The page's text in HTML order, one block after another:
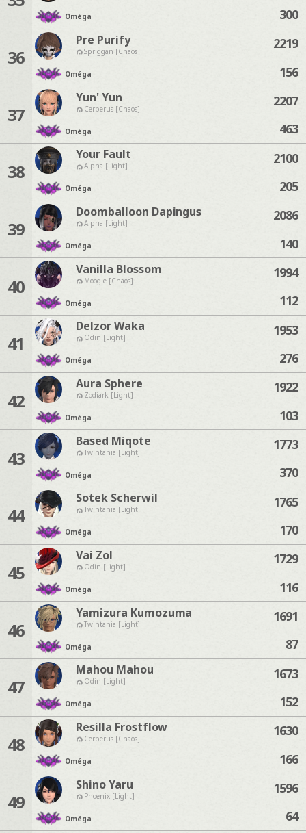
Oméga 300
36
Pre Purify
Spriggan [Chaos]
Oméga
2219
156
37
Yun' Yun
Cerberus [Chaos]
Oméga
2207
463
38
Your Fault
Alpha [Light]
Oméga
2100
205
39
Doomballoon Dapingus
Alpha [Light]
Oméga
2086
140
40
Vanilla Blossom
Moogle [Chaos]
Oméga
1994
112
41
Delzor Waka
Odin [Light]
Oméga
1953
276
42
Aura Sphere
Zodiark [Light]
Oméga
1922
103
43
Based Miqote
Twintania [Light]
Oméga
1773
370
44
Sotek Scherwil
Twintania [Light]
Oméga
1765
170
45
Vai Zol
Odin [Light]
Oméga
1729
116
46
Yamizura Kumozuma
Twintania [Light]
Oméga
1691
87
47
Mahou Mahou
Odin [Light]
Oméga
1673
152
48
Resilla Frostflow
Cerberus [Chaos]
Oméga
1630
166
49
Shino Yaru
Phoenix [Light]
Oméga
1596
64